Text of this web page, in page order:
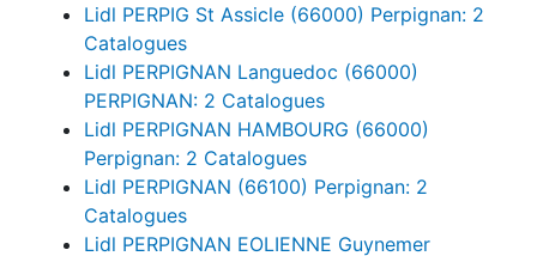
Lidl PERPIG St Assicle (66000) Perpignan: 2
Catalogues
Lidl PERPIGNAN Languedoc (66000)
PERPIGNAN: 2 Catalogues
Lidl PERPIGNAN HAMBOURG (66000)
Perpignan: 2 Catalogues
Lidl PERPIGNAN (66100) Perpignan: 2
Catalogues
Lidl PERPIGNAN EOLIENNE Guynemer